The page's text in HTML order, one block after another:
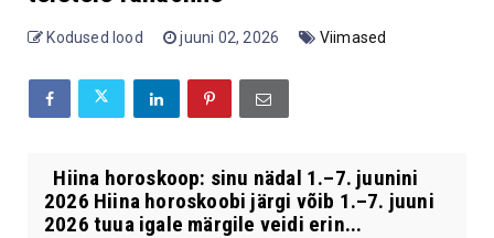
Kodused lood juuni 02, 2026 Viimased
Hiina horoskoop: sinu nädal 1.–7. juunini
2026 Hiina horoskoobi järgi võib 1.–7. juuni
2026 tuua igale märgile veidi erin...